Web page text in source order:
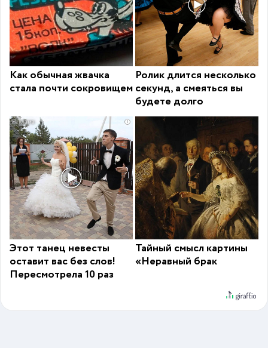
Как обычная жвачка
стала почти сокровищем
Ролик длится несколько
секунд, а смеяться вы
будете долго
i
Этот танец невесты
оставит вас без слов!
Пересмотрела 10 раз
Тайный смысл картины
«Неравный брак